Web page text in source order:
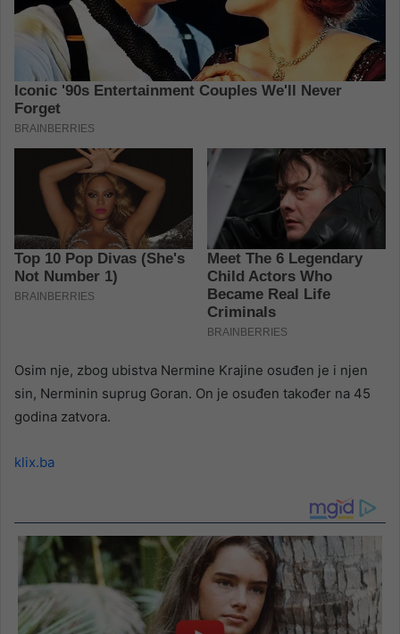
Osim nje, zbog ubistva Nermine Krajine osuđen je i njen
sin, Nerminin suprug Goran. On je osuđen također na 45
godina zatvora.
klix.ba